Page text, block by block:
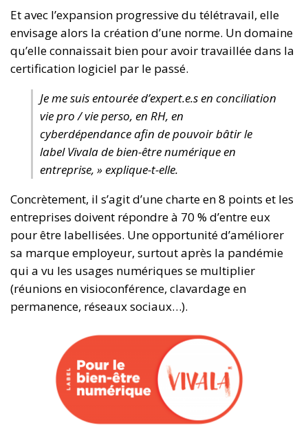
Et avec l’expansion progressive du télétravail, elle
envisage alors la création d’une norme. Un domaine
qu’elle connaissait bien pour avoir travaillée dans la
certification logiciel par le passé.
Je me suis entourée d’expert.e.s en conciliation
vie pro / vie perso, en RH, en
cyberdépendance afin de pouvoir bâtir le
label Vivala de bien-être numérique en
entreprise, » explique-t-elle.
Concrètement, il s’agit d’une charte en 8 points et les
entreprises doivent répondre à 70 % d’entre eux
pour être labellisées. Une opportunité d’améliorer
sa marque employeur, surtout après la pandémie
qui a vu les usages numériques se multiplier
(réunions en visioconférence, clavardage en
permanence, réseaux sociaux…).